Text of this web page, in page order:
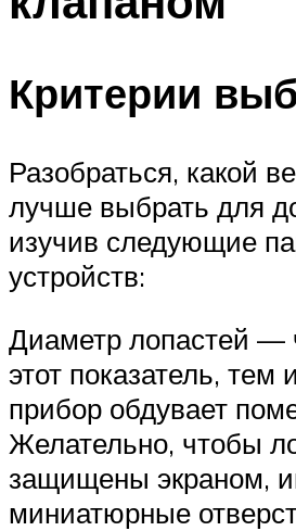
Критерии
Разобраться, какой
лучше выбрать для
изучив следующие
устройств:
Диаметр лопастей
этот показатель, тем
прибор обдувает
Желательно, чтобы
защищены экраном,
миниатюрные